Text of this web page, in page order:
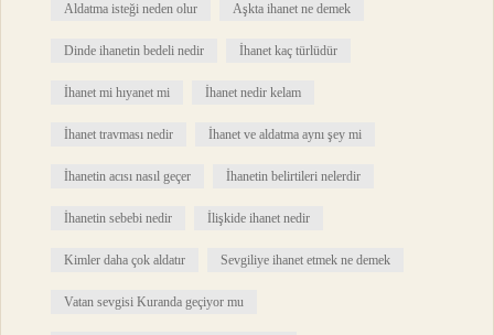
Aldatma isteği neden olur Aşkta ihanet ne demek
Dinde ihanetin bedeli nedir İhanet kaç türlüdür
İhanet mi hıyanet mi İhanet nedir kelam
İhanet travması nedir İhanet ve aldatma aynı şey mi
İhanetin acısı nasıl geçer İhanetin belirtileri nelerdir
İhanetin sebebi nedir İlişkide ihanet nedir
Kimler daha çok aldatır Sevgiliye ihanet etmek ne demek
Vatan sevgisi Kuranda geçiyor mu